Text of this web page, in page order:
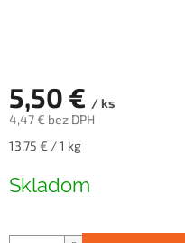
5,50 € / ks
4,47 € bez DPH
Jednotková
13,75 € / 1 kg
Skladom